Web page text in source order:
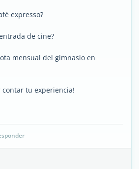
expresso?
de cine?
mensual del gimnasio en
contar tu experiencia!